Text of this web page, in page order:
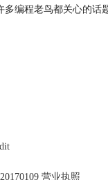
多编程老鸟都关心的话
营业执照